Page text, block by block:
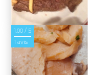
1.00 / 5
1 avis